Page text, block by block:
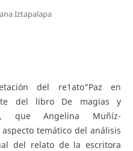
Iztapalapa
del re1ato"Paz en
del libro De magias y
que Angelina Muñíz-
temático del análisis
del relato de la escritora